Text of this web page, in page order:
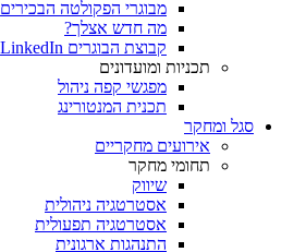
מבוגרי הפקולטה הבכירים
מה חדש אצלך?
קבוצת הבוגרים LinkedIn
תכניות ומועדונים
מפגשי קפה ניהול
תכנית המנטורינג
סגל ומחקר
אירועים מחקריים
תחומי מחקר
שיווק
אסטרטגיה ניהולית
אסטרטגיה תפעולית
התנהגות ארגונית